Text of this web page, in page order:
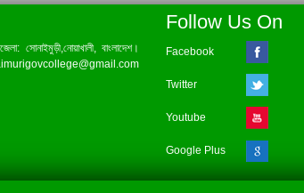
সোনাইমুড়ী,নোয়াখালী, বাংলাদেশ।
Follow Us On
Facebook
Twitter
Youtube
Google Plus